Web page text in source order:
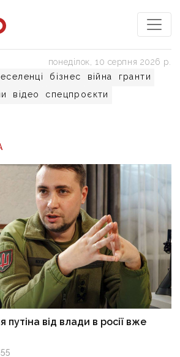
бізнес війна
гранти
відео спецпроєкти
понеділок, 10 серпня 2026 р.
путіна від влади в росії вже